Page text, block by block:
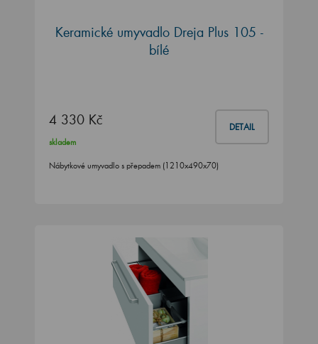
Keramické umyvadlo Dreja Plus 105 -
bílé
4 330 Kč DETAIL
skladem
Nábytkové umyvadlo s přepadem (1210x490x70)